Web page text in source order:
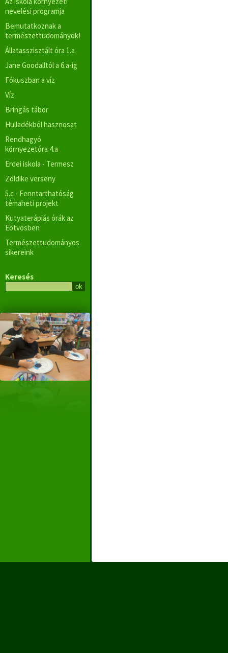
nevelési programja
Bemutatkoznak a
természettudományok!
Állatasszisztált óra 1.a
Jane Goodalltól a 6.a-ig
Fókuszban a víz
Víz
Bringás tábor
Hulladékból hasznosat
Rendhagyó
környezetóra 4.a
Erdei iskola - Termesz
Zöldike verseny
5.c - Fenntarthatóság
témaheti projekt
Kutyaterápiás órák az
Eötvösben
Természettudományos
sikereink
Keresés